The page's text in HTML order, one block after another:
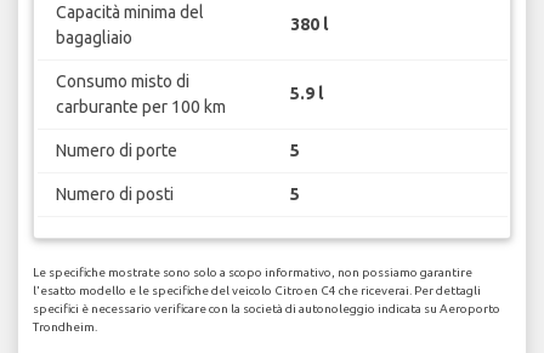
Capacità minima del
bagagliaio
380 l
Consumo misto di
carburante per 100 km
5.9 l
Numero di porte 5
Numero di posti 5
Le specifiche mostrate sono solo a scopo informativo, non possiamo garantire
l'esatto modello e le specifiche del veicolo Citroen C4 che riceverai. Per dettagli
specifici è necessario verificare con la società di autonoleggio indicata su Aeroporto
Trondheim.